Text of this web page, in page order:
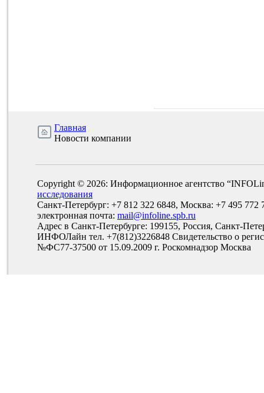
Главная
Новости компании
Copyright © 2026: Информационное агентство
исследования
Санкт-Петербург: +7 812 322 6848, Москва: +7 495 772
электронная почта: mail@infoline.spb.ru
Адрес в Санкт-Петербурге: 199155, Россия, Санкт-
ИНФОЛайн тел. +7(812)3226848 Свидетельство о
№ФС77-37500 от 15.09.2009 г. Роскомнадзор Москва